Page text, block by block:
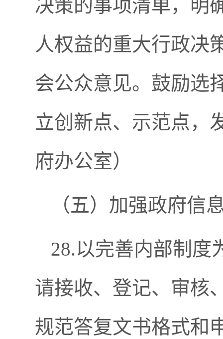
决策的事项清单，明
人权益的重大行政决
会公众意见。鼓励选
立创新点、示范点，
府办公室）
（五）加强政府信
28.以完善内部制度
请接收、登记、审核
规范答复文书格式和